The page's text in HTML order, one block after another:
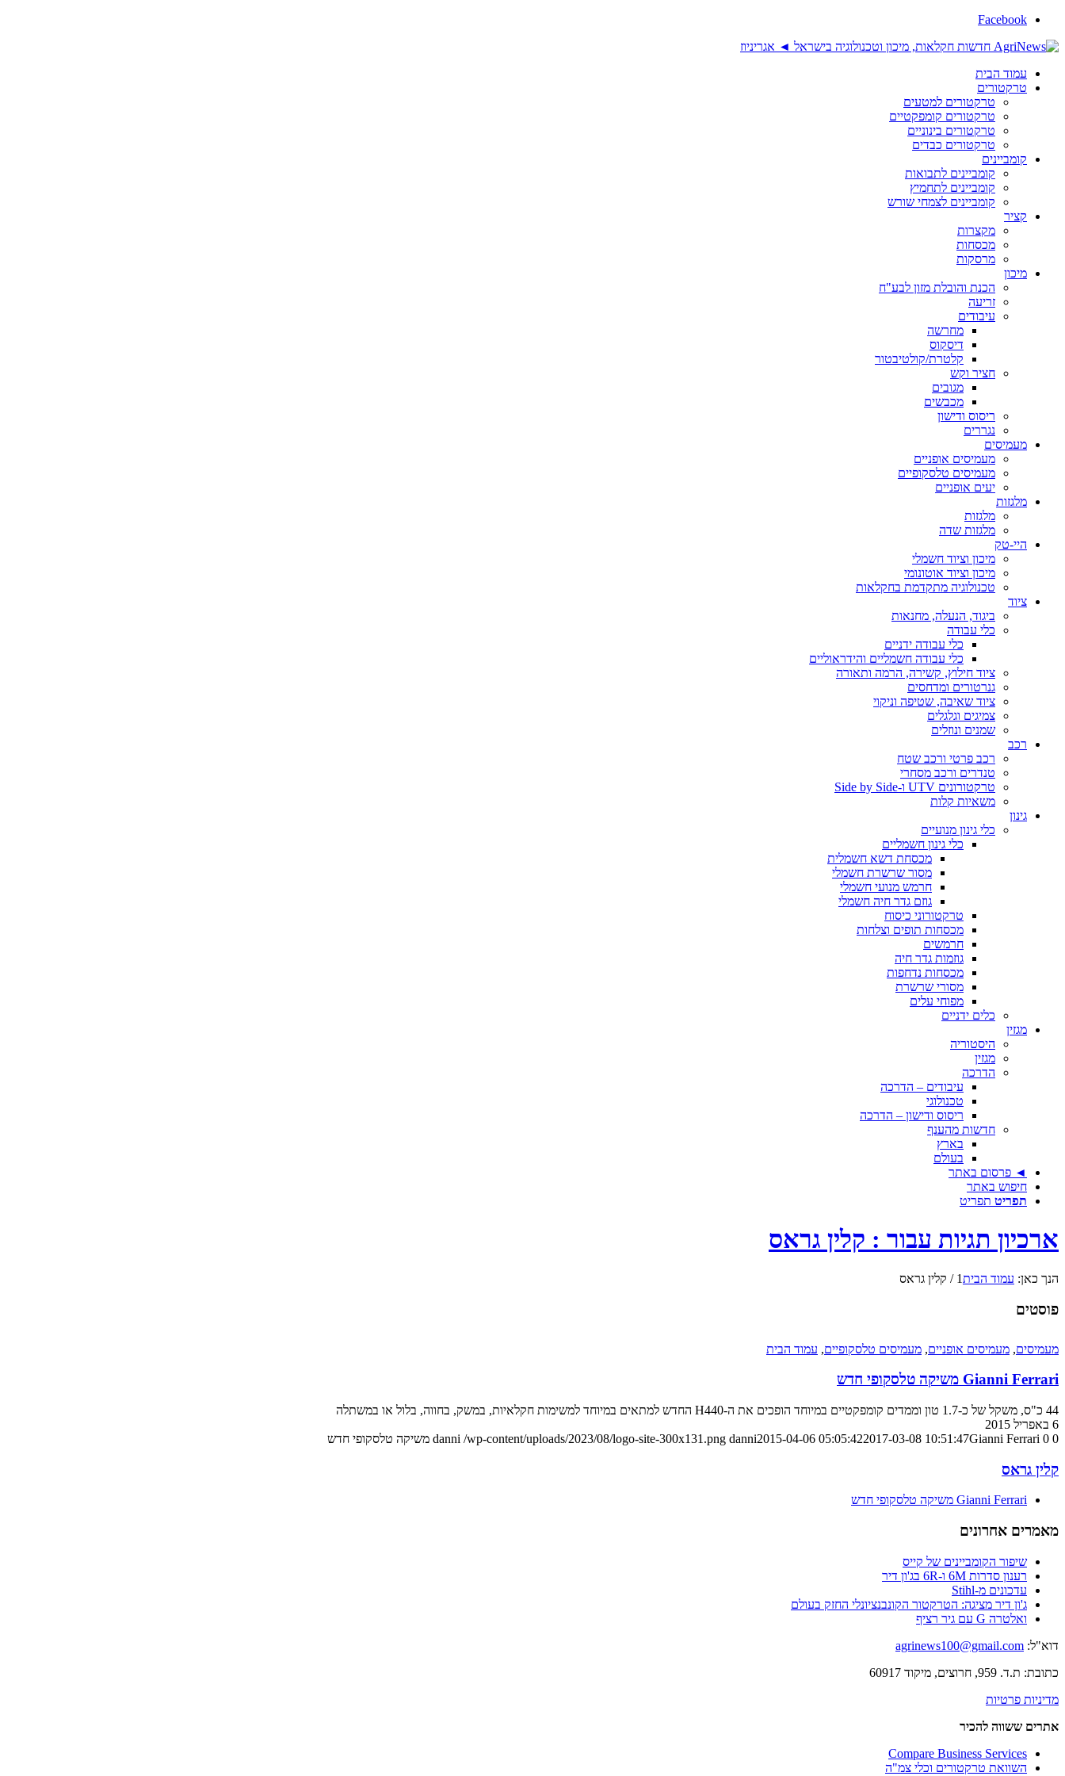
Facebook
עמוד הבית
טרקטורים
טרקטורים למטעים
טרקטורים קומפקטיים
טרקטורים בינוניים
טרקטורים כבדים
קומביינים
קומביינים לתבואות
קומביינים לתחמיץ
קומביינים לצמחי שורש
קציר
מקצרות
מכסחות
מרסקות
מיכון
הכנת והובלת מזון לבע"ח
זריעה
עיבודים
מחרשה
דיסקוס
קלטרת/קולטיבטור
חציר וקש
מגובים
מכבשים
ריסוס ודישון
נגררים
מעמיסים
מעמיסים אופניים
מעמיסים טלסקופיים
יעים אופניים
מלגזות
מלגזות
מלגזות שדה
היי-טק
מיכון וציוד חשמלי
מיכון וציוד אוטונומי
טכנולוגיה מתקדמת בחקלאות
ציוד
ביגוד, הנעלה, מחנאות
כלי עבודה
כלי עבודה ידניים
כלי עבודה חשמליים והידראוליים
ציוד חילוץ, קשירה, הרמה ותאורה
גנרטורים ומדחסים
ציוד שאיבה, שטיפה וניקוי
צמיגים וגלגלים
שמנים ונוזלים
רכב
רכב פרטי ורכב שטח
טנדרים ורכב מסחרי
טרקטורונים UTV ו-Side by Side
משאיות קלות
גינון
כלי גינון מנועיים
כלי גינון חשמליים
מכסחת דשא חשמלית
מסור שרשרת חשמלי
חרמש מנועי חשמלי
גוזם גדר חיה חשמלי
טרקטורוני כיסוח
מכסחות תופים וצלחות
חרמשים
גוזמות גדר חיה
מכסחות נדחפות
מסורי שרשרת
מפוחי עלים
כלים ידניים
מגזין
היסטוריה
מגזין
הדרכה
עיבודים – הדרכה
טכנולוגי
ריסוס ודישון – הדרכה
חדשות מהענף
בארץ
בעולם
◄ פרסום באתר
חיפוש באתר
תפריט תפריט
ארכיון תגיות עבור : קלין גראס
הנך כאן: עמוד הבית1
/ קלין גראס
פוסטים
מעמיסים, מעמיסים אופניים, מעמיסים טלסקופיים, עמוד הבית
Gianni Ferrari משיקה טלסקופי חדש
44 כ"ס, משקל של כ-1.7 טון וממדים קומפקטיים במיוחד הופכים את ה-H440 החדש למתאים במיוחד למשימות חקלאיות, במשק, בחווה, בלול או במשתלה
6 באפריל 2015
0
0
danni /wp-content/uploads/2023/08/logo-site-300x131.png danni2015-04-06 05:05:422017-03-08 10:51:47Gianni Ferrari משיקה טלסקופי חדש
קלין גראס
Gianni Ferrari משיקה טלסקופי חדש
מאמרים אחרונים
שיפור הקומביינים של קייס
רענון סדרות 6M ו-6R בג'ון דיר
עדכונים מ-Stihl
ג'ון דיר מציגה: הטרקטור הקונבנציונלי החזק בעולם
ואלטרה G עם גיר רציף
דוא"ל: agrinews100@gmail.com
כתובת: ת.ד. 959, חרוצים, מיקוד 60917
מדיניות פרטיות
אתרים ששווה להכיר
Compare Business Services
השוואת טרקטורים וכלי צמ"ה